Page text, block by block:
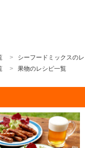
シーフードミックスの
果物のレシピ一覧